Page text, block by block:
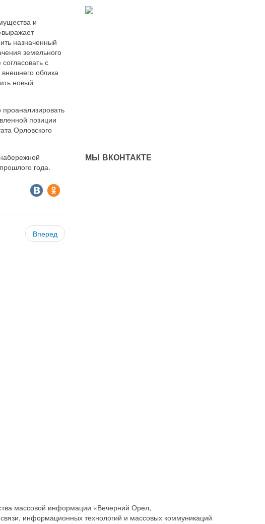
и
назначенный
земельного
с
облика
новый
позиции
Орловского
года.
Вперед
МЫ ВКОНТАКТЕ
массовой информации «Вечерний Орел,
информационных технологий и массовых коммуникаций